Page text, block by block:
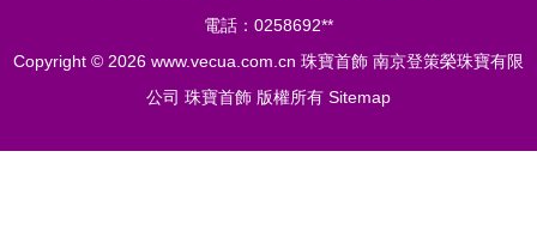
電話：0258692**
Copyright © 2026 www.vecua.com.cn 珠寶首飾 南京登策榮珠寶有限
公司 珠寶首飾 版權所有 Sitemap